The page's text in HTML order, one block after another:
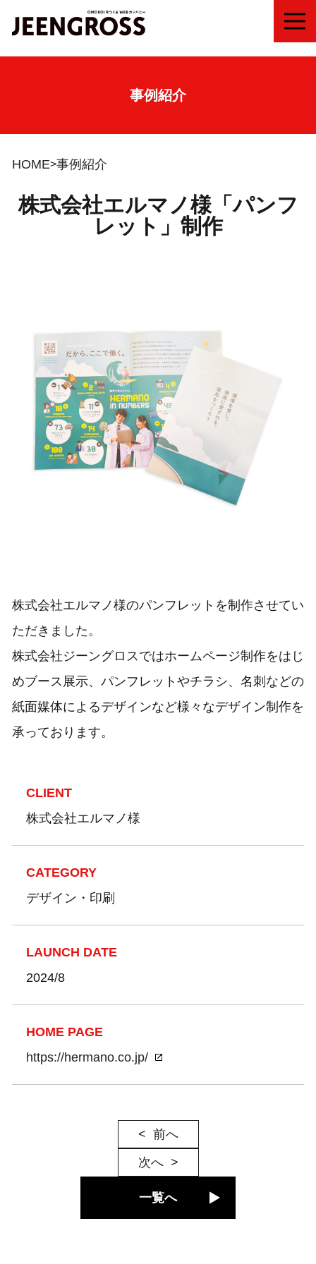
事例紹介
HOME 事例紹介
株式会社エルマノ様「パンフ
レット」制作
株式会社エルマノ様のパンフレットを制作させてい
ただきました。
株式会社ジーングロスではホームページ制作をはじ
めブース展示、パンフレットやチラシ、名刺などの
紙面媒体によるデザインなど様々なデザイン制作を
承っております。
CLIENT
株式会社エルマノ様
CATEGORY
デザイン・印刷
LAUNCH DATE
2024/8
HOME PAGE
https://hermano.co.jp/
前へ
次へ
一覧へ